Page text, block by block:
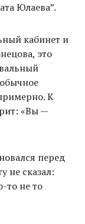
Юлаева”.
кабинет и
это
К
«Вы —
перед
не сказал:
то не то